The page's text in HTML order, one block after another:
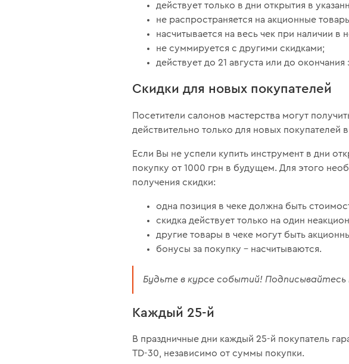
действует только в дни открытия в
не распространяется на акционные
насчитывается на весь чек при наличии в
не суммируется с другими скидками;
действует до 21 августа или до окончания
Скидки для новых покупателей
Посетители салонов мастерства могут
действительно только для новых покупателей
Если Вы не успели купить инструмент в дни
покупку от 1000 грн в будущем. Для этого
получения скидки:
одна позиция в чеке должна быть
скидка действует только на один
другие товары в чеке могут быть
бонусы за покупку – насчитываются.
Будьте в курсе событий!
Каждый 25-й
В праздничные дни каждый 25-й покупатель
TD-30, независимо от суммы покупки.